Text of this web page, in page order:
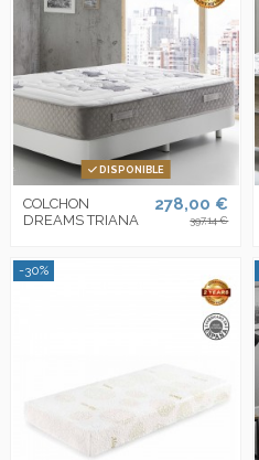
DISPONIBLE
COLCHON
DREAMS TRIANA
278,00 €
397,14 €
-30%